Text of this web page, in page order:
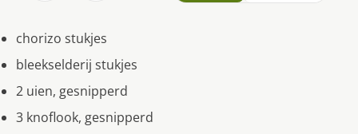
chorizo stukjes
bleekselderij stukjes
2 uien, gesnipperd
3 knoflook, gesnipperd